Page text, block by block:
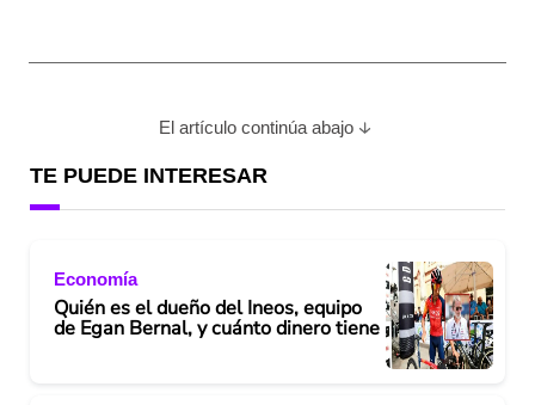
El artículo continúa abajo
TE PUEDE INTERESAR
Economía
Quién es el dueño del Ineos, equipo
de Egan Bernal, y cuánto dinero tiene